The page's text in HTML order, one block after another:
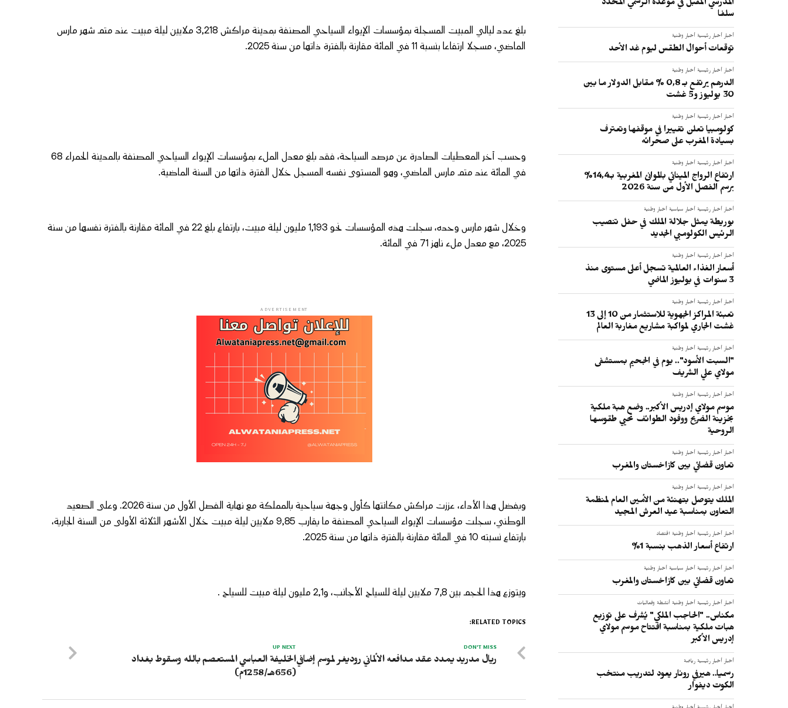
المدرسي المقبل في موعده الرسمي المحدد
سلفا
أخبار أخبار رئيسية أخبار وطنية
توقعات أحوال الطقس ليوم غد الأحد
أخبار أخبار رئيسية أخبار وطنية
الدرهم يرتفع بـ 0,8 % مقابل الدولار ما بين
30 يوليوز و5 غشت
أخبار أخبار رئيسية أخبار وطنية
كولومبيا تعلن تغييرا في موقفها وتعترف
بسيادة المغرب على صحرائه
أخبار أخبار رئيسية أخبار وطنية
ارتفاع الرواج المينائي بالموانئ المغربية بـ14,4%
برسم الفصل الأول من سنة 2026
أخبار أخبار رئيسية أخبار سياسية أخبار وطنية
بوريطة يمثل جلالة الملك في حفل تنصيب
الرئيس الكولومبي الجديد
أخبار أخبار رئيسية أخبار وطنية
أسعار الغذاء العالمية تسجل أعلى مستوى منذ
3 سنوات في يوليوز الماضي
أخبار أخبار رئيسية أخبار وطنية
تعبئة المراكز الجهوية للاستثمار من 10 إلى 13
غشت الجاري لمواكبة مشاريع مغاربة العالم
أخبار أخبار رئيسية أخبار وطنية
"السبت الأسود".. يوم في الجحيم بمستشفى
مولاي علي الشريف
أخبار أخبار رئيسية أخبار وطنية
موسم مولاي إدريس الأكبر.. وضع هبة ملكية
بخزينة الضريح ووفود الطوائف تحيي طقوسها
الروحية
أخبار أخبار رئيسية أخبار وطنية
تعاون قضائي بين كازاخستان والمغرب
أخبار أخبار رئيسية أخبار وطنية
الملك يتوصل بتهنئة من الأمين العام لمنظمة
التعاون بمناسبة عيد العرش المجيد
أخبار أخبار رئيسية أخبار وطنية اقتصاد
ارتفاع أسعار الذهب بنسبة 1%
أخبار أخبار رئيسية أخبار سياسية أخبار وطنية
تعاون قضائي بين كازاخستان والمغرب
أخبار أخبار رئيسية أخبار وطنية أنشطة وفعاليات
مكناس.. "الحاجب الملكي" يُشرف على توزيع
هبات ملكية بمناسبة افتتاح موسم مولاي
إدريس الأكبر
أخبار أخبار رئيسية رياضة
رسميا.. هيرفي رونار يعود لتدريب منتخب
الكوت ديفوار
بلغ عدد ليالي المبيت المسجلة بمؤسسات الإيواء السياحي المصنفة بمدينة مراكش 3,218 ملايين ليلة مبيت عند متم شهر مارس
الماضي، مسجلا ارتفاعا بنسبة 11 في المائة مقارنة بالفترة ذاتها من سنة 2025.
وحسب آخر المعطيات الصادرة عن مرصد السياحة، فقد بلغ معدل الملء بمؤسسات الإيواء السياحي المصنفة بالمدينة الحمراء 68
في المائة عند متم مارس الماضي، وهو المستوى نفسه المسجل خلال الفترة ذاتها من السنة الماضية.
وخلال شهر مارس وحده، سجلت هذه المؤسسات نحو 1,193 مليون ليلة مبيت، بارتفاع بلغ 22 في المائة مقارنة بالفترة نفسها من سنة
2025، مع معدل ملء ناهز 71 في المائة.
ADVERTISEMENT
وبفضل هذا الأداء، عززت مراكش مكانتها كأول وجهة سياحية بالمملكة مع نهاية الفصل الأول من سنة 2026. وعلى الصعيد
الوطني، سجلت مؤسسات الإيواء السياحي المصنفة ما يقارب 9,85 ملايين ليلة مبيت خلال الأشهر الثلاثة الأولى من السنة الجارية،
بارتفاع نسبته 10 في المائة مقارنة بالفترة ذاتها من سنة 2025.
ويتوزع هذا الحجم بين 7,8 ملايين ليلة للسياح الأجانب، و2,1 مليون ليلة مبيت للسياح .
RELATED TOPICS:
UP NEXT
الخليفة العباسي المستعصم بالله وسقوط بغداد
(656هـ/1258م)
DON'T MISS
ريال مدريد يمدد عقد مدافعه الألماني روديغر لموسم إضافي